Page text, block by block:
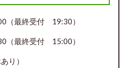
最終受付 19:30）
終受付 15:00）
り）